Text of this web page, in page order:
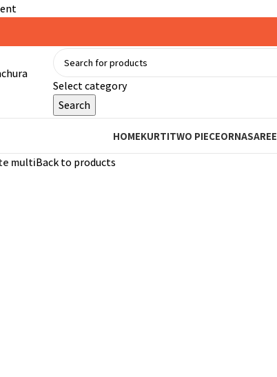
Select category
Search
HOMEKURTITWO PIECEORNASAREE
multiBack to products